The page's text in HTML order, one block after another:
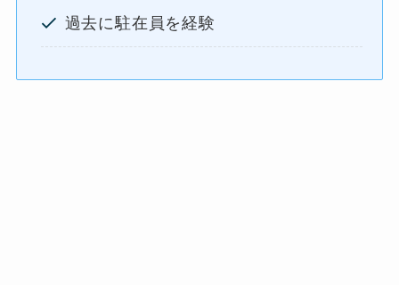
過去に駐在員を経験